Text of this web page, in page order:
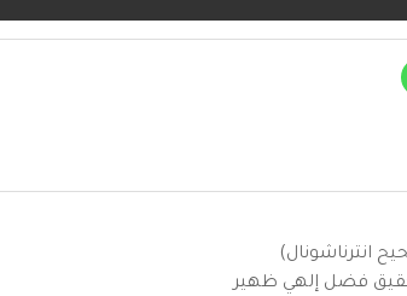
انترناشونال)
تحقيق فضل إلهي ظهير